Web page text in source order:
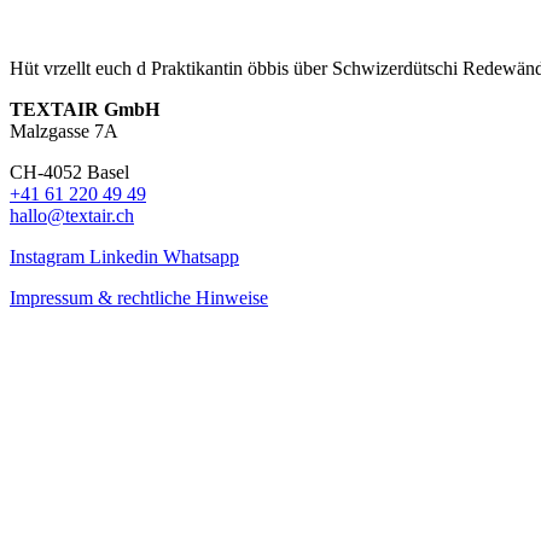
Hüt vrzellt euch d Praktikantin öbbis über Schwizerdütschi
TEXTAIR GmbH
Malzgasse 7A
CH-4052 Basel
+41 61 220 49 49
hallo@textair.ch
Instagram Linkedin Whatsapp
Impressum & rechtliche Hinweise